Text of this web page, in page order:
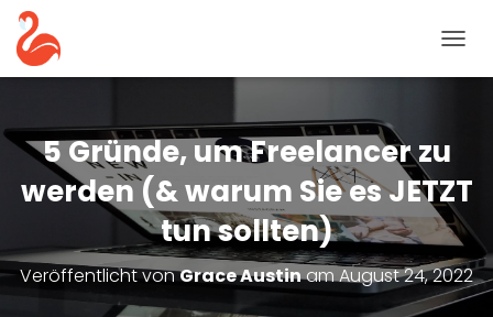
A
T
I
O
N
U
M
S
5 Gründe, um Freelancer zu
werden (& warum Sie es JETZT
tun sollten)
Veröffentlicht vonGrace AustinamAugust 24, 2022